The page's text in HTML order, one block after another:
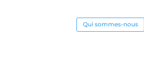
Qui sommes-nous